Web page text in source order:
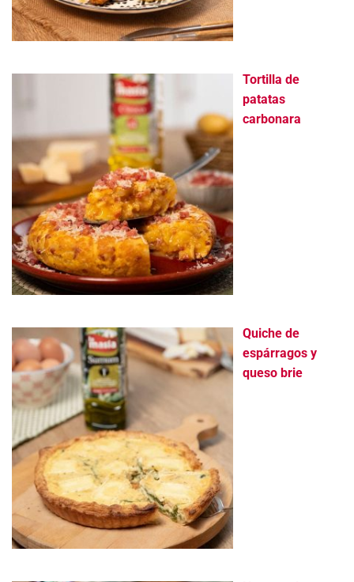
Tortilla de
patatas
carbonara
Quiche de
espárragos y
queso brie